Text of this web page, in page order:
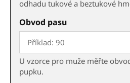
odhadu tukové a beztukové
Obvod pasu
U vzorce pro muže měřte
pupku.